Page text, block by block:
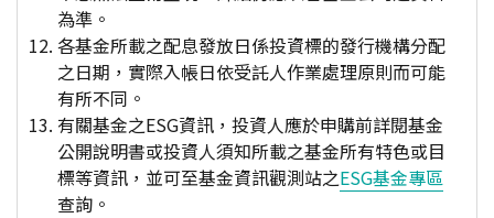
為準。
各基金所載之配息發放日係投資標的發行機構分配
之日期，實際入帳日依受託人作業處理原則而可能
有所不同。
有關基金之ESG資訊，投資人應於申購前詳閱基金
公開說明書或投資人須知所載之基金所有特色或目
標等資訊，並可至基金資訊觀測站之ESG基金專區
查詢。